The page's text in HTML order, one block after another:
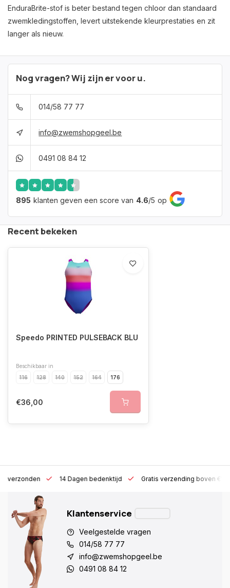
EnduraBrite-stof is beter bestand tegen chloor dan standaard
zwemkledingstoffen, levert uitstekende kleurprestaties en zit
langer als nieuw.
Nog vragen? Wij zijn er voor u.
014/58 77 77
info@zwemshopgeel.be
0491 08 84 12
895 klanten geven een score van 4.6/5 op
Recent bekeken
Speedo PRINTED PULSEBACK BLU
Beschikbaar in
116
128 140 152 164 176
€36,00
h verzonden 14 Dagen bedenktijd Gratis verzending boven
Klantenservice
Veelgestelde vragen
014/58 77 77
info@zwemshopgeel.be
0491 08 84 12